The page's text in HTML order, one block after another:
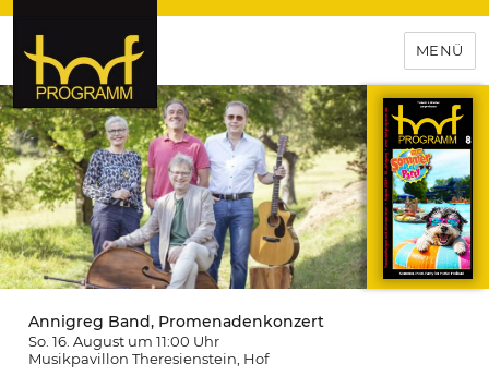
hof-programm – das
Veranstaltungsportal für
Hochfranken
MENÜ
Annigreg Band, Promenadenkonzert
So. 16. August um 11:00 Uhr
Musikpavillon Theresienstein , Hof